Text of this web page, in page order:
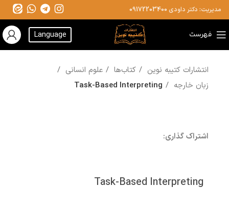
مدیریت: دکتر داودی 09172203400
فهرست Language
انتشارات کتیبه نوین کتاب‌ها
علوم انسانی
زبان خارجه
Task-Based Interpreting
اشتراک گذاری:
Task-Based Interpreting